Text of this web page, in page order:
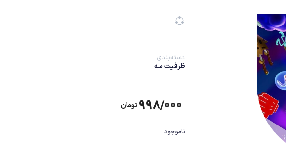
دسته‌بندی
ظرفیت سه
۹۹۸/۰۰۰ تومان
ناموجود